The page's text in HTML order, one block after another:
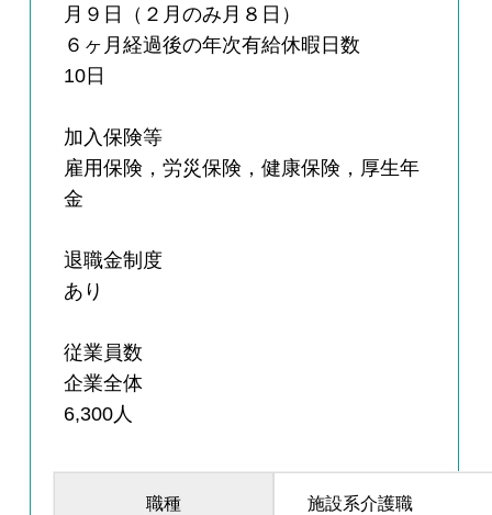
月９日（２月のみ月８日）
６ヶ月経過後の年次有給休暇日数
10日
加入保険等
雇用保険，労災保険，健康保険，厚生年
金
退職金制度
あり
従業員数
企業全体
6,300人
職種 施設系介護職